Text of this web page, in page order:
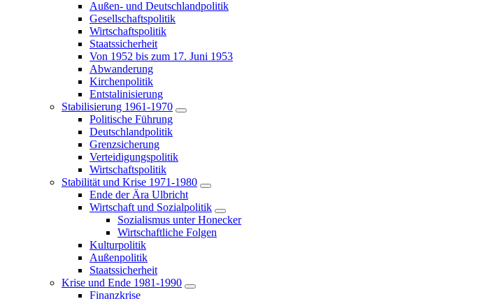
Außen- und Deutschlandpolitik
Gesellschaftspolitik
Wirtschaftspolitik
Staatssicherheit
Von 1952 bis zum 17. Juni 1953
Abwanderung
Kirchenpolitik
Entstalinisierung
Stabilisierung 1961-1970
Politische Führung
Deutschlandpolitik
Grenzsicherung
Verteidigungspolitik
Wirtschaftspolitik
Stabilität und Krise 1971-1980
Ende der Ära Ulbricht
Wirtschaft und Sozialpolitik
Sozialismus unter Honecker
Wirtschaftliche Folgen
Kulturpolitik
Außenpolitik
Staatssicherheit
Krise und Ende 1981-1990
Finanzkrise